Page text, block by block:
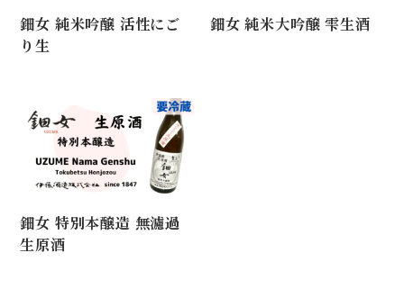
鈿女 純米吟醸 活性にご
り生
鈿女 純米大吟醸 雫生酒
鈿女 特別本醸造 無濾過
生原酒